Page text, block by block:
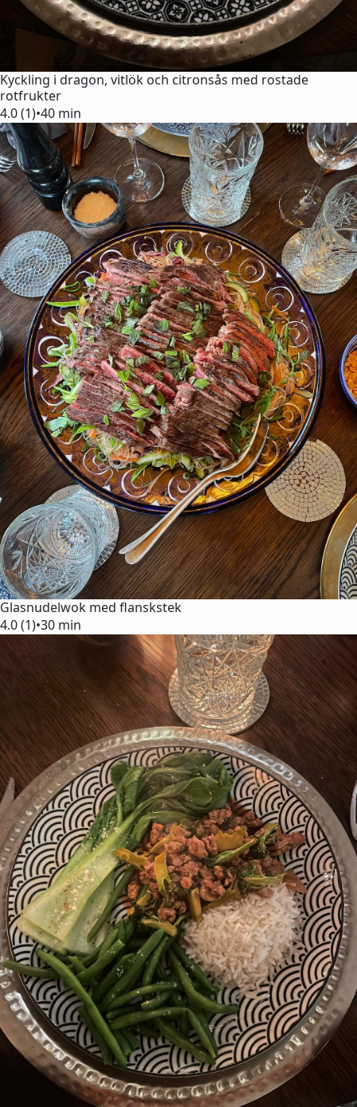
Kyckling i dragon, vitlök och citronsås med rostade
rotfrukter
4.0 (1)•40 min
Glasnudelwok med flanskstek
4.0 (1)•30 min